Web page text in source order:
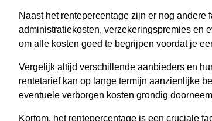
Naast het rentepercentage zijn er nog
administratiekosten, verzekeringspremies en
om alle kosten goed te begrijpen voordat je
Vergelijk altijd verschillende aanbieders en
rentetarief kan op lange termijn aanzienlijke
eventuele verborgen kosten grondig
Kortom, het rentepercentage is een cruciale